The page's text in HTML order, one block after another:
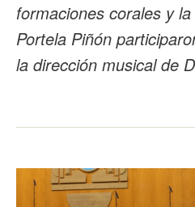
formaciones corales y
Portela Piñón
la dirección musical de